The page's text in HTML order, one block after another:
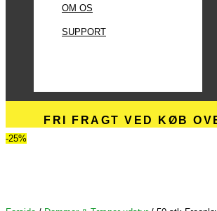
OM OS
SUPPORT
FRI FRAGT VED KØB
-25%